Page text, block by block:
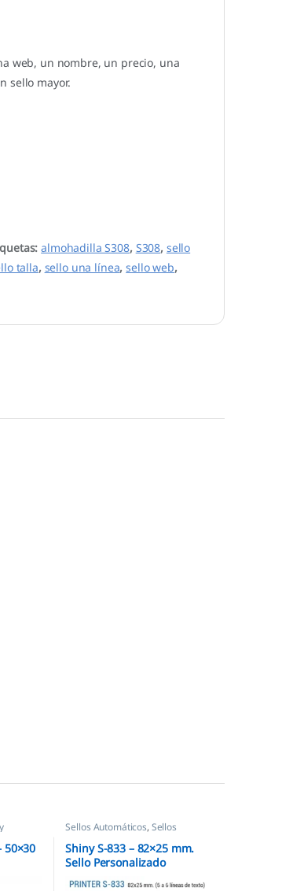
web, un nombre, un precio, una
sello mayor.
almohadilla S308, S308, sello
talla, sello una línea,sello web,
50×30
Sellos Automáticos, Sellos
Shiny S-833 – 82×25 mm.
Sello Personalizado
Automático